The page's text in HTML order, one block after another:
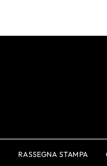
RASSEGNA STAMPA